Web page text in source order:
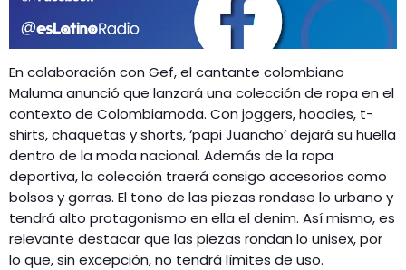
MÚSICA
ENTRETENIMIENTO
RADIO SPLENDID
CONTACTO
En colaboración con Gef, el cantante colombiano
Maluma anunció que lanzará una colección de ropa en el
contexto de Colombiamoda. Con joggers, hoodies, t-
shirts, chaquetas y shorts, ‘papi Juancho’ dejará su huella
dentro de la moda nacional. Además de la ropa
deportiva, la colección traerá consigo accesorios como
bolsos y gorras. El tono de las piezas rondase lo urbano y
tendrá alto protagonismo en ella el denim. Así mismo, es
relevante destacar que las piezas rondan lo unisex, por
lo que, sin excepción, no tendrá límites de uso.